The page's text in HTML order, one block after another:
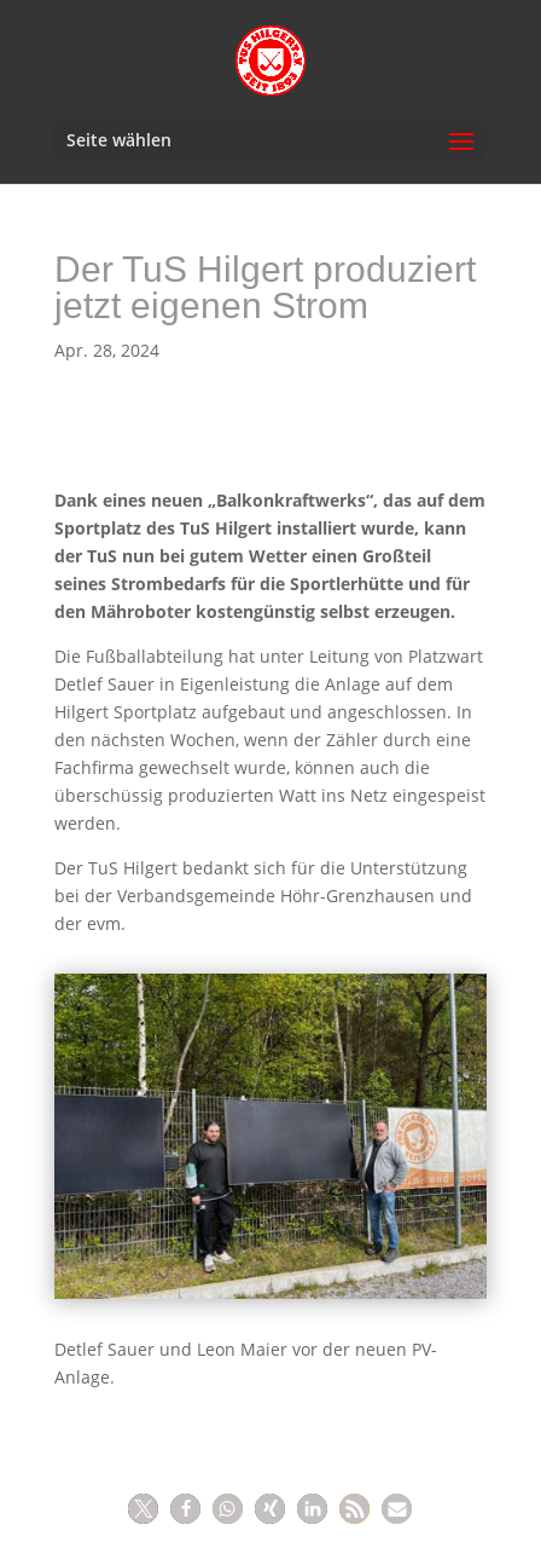
Seite wählen
Der TuS Hilgert produziert
jetzt eigenen Strom
Apr. 28, 2024
Dank eines neuen „Balkonkraftwerks“, das auf dem
Sportplatz des TuS Hilgert installiert wurde, kann
der TuS nun bei gutem Wetter einen Großteil
seines Strombedarfs für die Sportlerhütte und für
den Mähroboter kostengünstig selbst erzeugen.
Die Fußballabteilung hat unter Leitung von Platzwart
Detlef Sauer in Eigenleistung die Anlage auf dem
Hilgert Sportplatz aufgebaut und angeschlossen. In
den nächsten Wochen, wenn der Zähler durch eine
Fachfirma gewechselt wurde, können auch die
überschüssig produzierten Watt ins Netz eingespeist
werden.
Der TuS Hilgert bedankt sich für die Unterstützung
bei der Verbandsgemeinde Höhr-Grenzhausen und
der evm.
Detlef Sauer und Leon Maier vor der neuen PV-
Anlage.